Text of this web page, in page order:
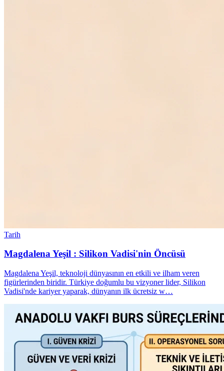
Tarih
Magdalena Yeşil : Silikon Vadisi'nin Öncüsü
Magdalena Yeşil, teknoloji dünyasının en etkili ve ilham veren
figürlerinden biridir. Türkiye doğumlu bu vizyoner lider, Silikon
Vadisi'nde kariyer yaparak, dünyanın ilk ücretsiz w…